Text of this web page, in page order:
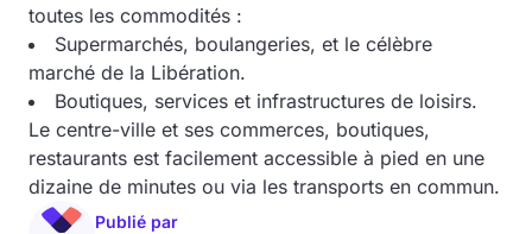
toutes les commodités :
Supermarchés, boulangeries, et le célèbre
marché de la Libération.
Boutiques, services et infrastructures de loisirs.
Le centre-ville et ses commerces, boutiques,
restaurants est facilement accessible à pied en une
dizaine de minutes ou via les transports en commun.
Publié par